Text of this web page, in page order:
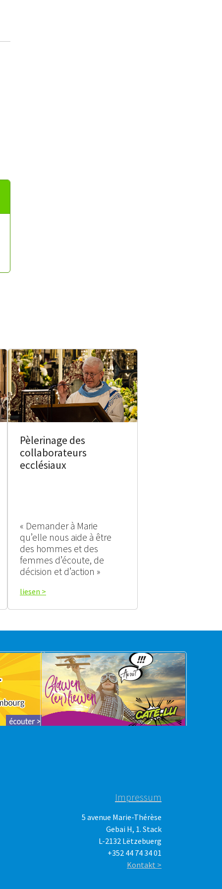
Pèlerinage des
collaborateurs
ecclésiaux
« Demander à Marie
qu’elle nous aide à être
des hommes et des
femmes d’écoute, de
décision et d’action »
liesen >
Impressum
5 avenue Marie-Thérèse
Gebai H, 1. Stack
L-2132 Lëtzebuerg
+352 44 74 34 01
Kontakt >